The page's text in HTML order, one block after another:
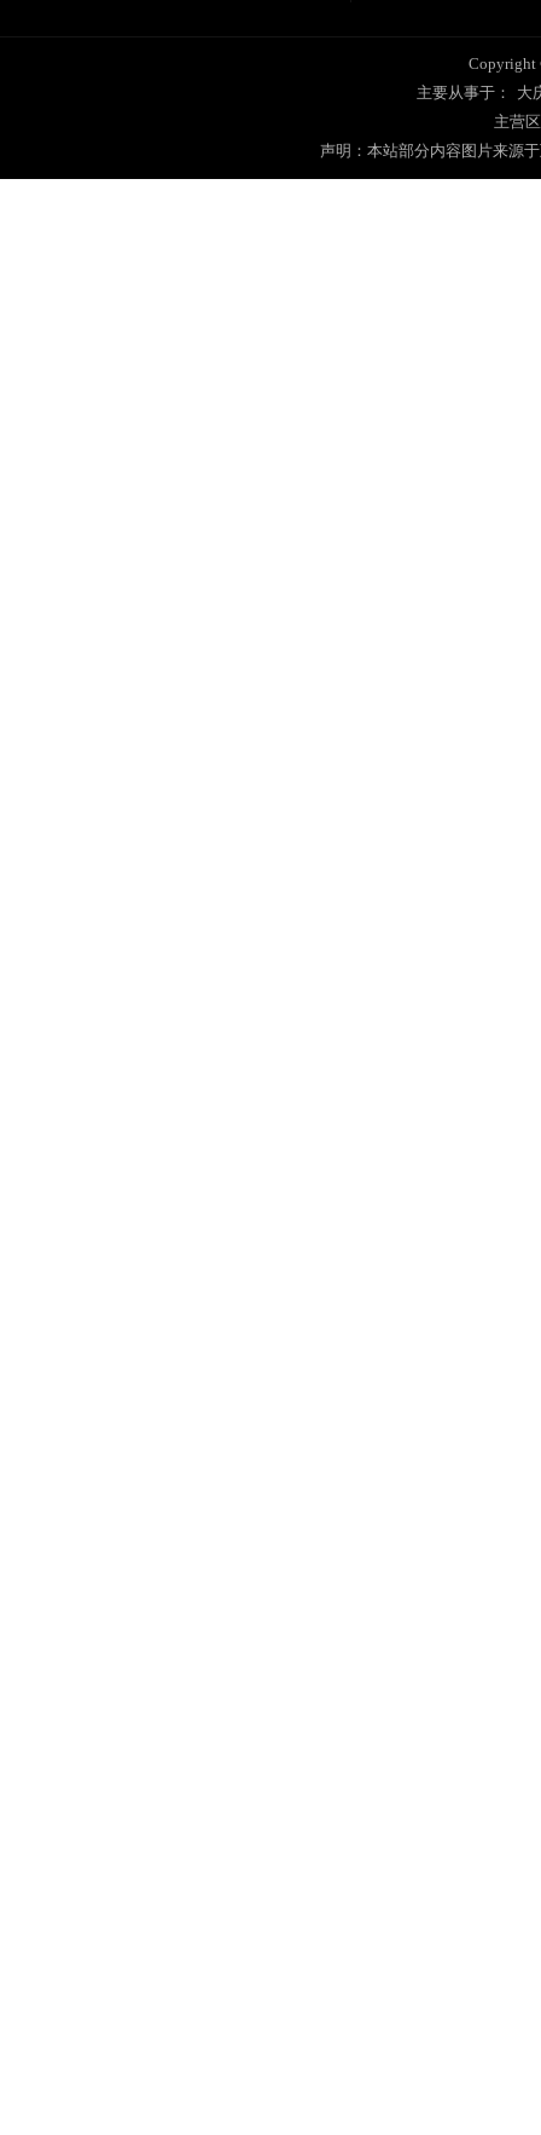
主要从事于：
大
主营
声明：本站部分内容图片来源